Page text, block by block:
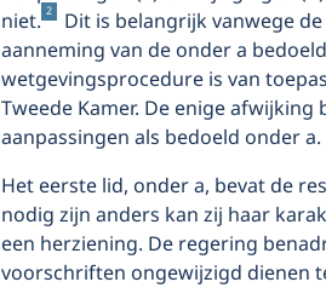
niet. 2
Dit is belangrijk vanwege
aanneming van de onder a
wetgevingsprocedure is van
Tweede Kamer. De enige
aanpassingen als bedoeld onder a.
Het eerste lid, onder a, bevat de
nodig zijn anders kan zij haar
een herziening. De regering
voorschriften ongewijzigd dienen